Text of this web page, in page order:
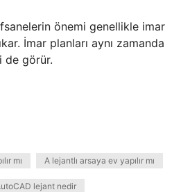
önemi genellikle imar
İmar planları aynı zamanda
de görür.
mı A lejantlı arsaya ev yapılır mı
lejant nedir